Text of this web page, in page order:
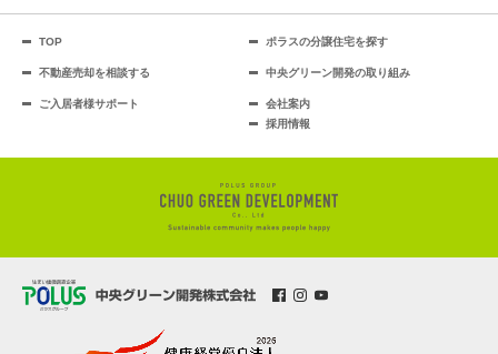
TOP ポラスの分譲住宅を探す
不動産売却を相談する 中央グリーン開発の取り組み
ご入居者様サポート
会社案内
採用情報